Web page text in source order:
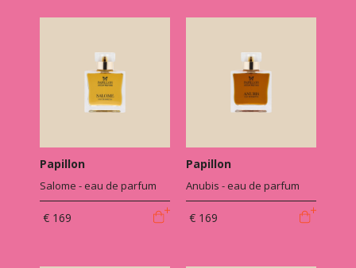
Papillon
Salome - eau de parfum
€ 169
Papillon
Anubis - eau de parfum
€ 169